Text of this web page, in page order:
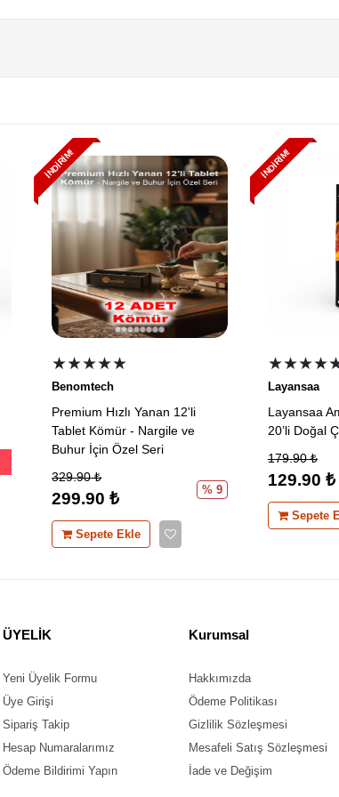
İNDIRIM!
★★★★★
Benomtech
Premium Hızlı Yanan 12'li
Tablet Kömür - Nargile ve
Buhur İçin Özel Seri
329.90₺
299.90 ₺ % 9
Sepete Ekle
İNDIRIM!
Layansaa
Layansaa
20’li Doğal
179.90₺
129.90 ₺
Sepete
ÜYELİK
Yeni Üyelik Formu
Üye Girişi
Sipariş Takip
Hesap Numaralarımız
Ödeme Bildirimi Yapın
Kurumsal
Hakkımızda
Ödeme Politikası
Gizlilik Sözleşmesi
Mesafeli Satış Sözleşmesi
İade ve Değişim